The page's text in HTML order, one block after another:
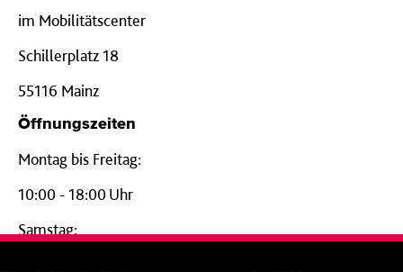
im Mobilitätscenter
Schillerplatz 18
55116 Mainz
Öffnungszeiten
Montag bis Freitag:
10:00 - 18:00 Uhr
Samstag: